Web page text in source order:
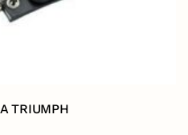
TRIUMPH